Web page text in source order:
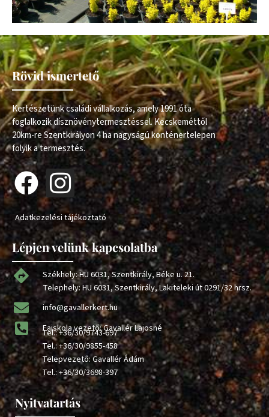
Rövid ismertető
Kertészetünk családi vállalkozás, amely 1991 óta
foglalkozik dísznövénytermesztéssel. Kecskeméttől
20km-re Szentkirályon 4 ha nagyságú konténertelepen
folyik a termesztés.
Adatkezelési tájékoztató
Lépjen velünk kapcsolatba
Székhely: HU 6031, Szentkirály, Béke u. 21.
Telephely: HU 6031, Szentkirály, Lakiteleki út 0291/32 hrsz.
info@gavallerkert.hu
Faiskola vezető: Gavallér Lajosné
Tel.:+36/30/9743-697
Tel.:+36/30/9855-458
Telepvezető: Gavallér Ádám
Tel.:+36/30/3698-397
Nyitvatartás